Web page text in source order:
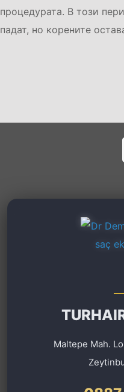
процедурата. В този
падат, но корените
Maltepe Mah.